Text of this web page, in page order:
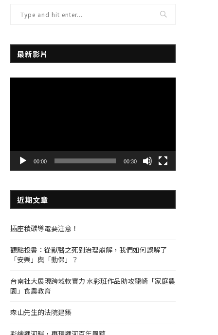
最新影片
00:00 00:30
近期文章
插座積碳導電要注意！
觀點投書：從獸醫之死到治理崩解，我們如何誤解了
「安樂」與「動保」？
台南社大展現跨域軟實力 水彩班作品助攻龍崎「家庭農
園」食農教育
森山先生的法院建築